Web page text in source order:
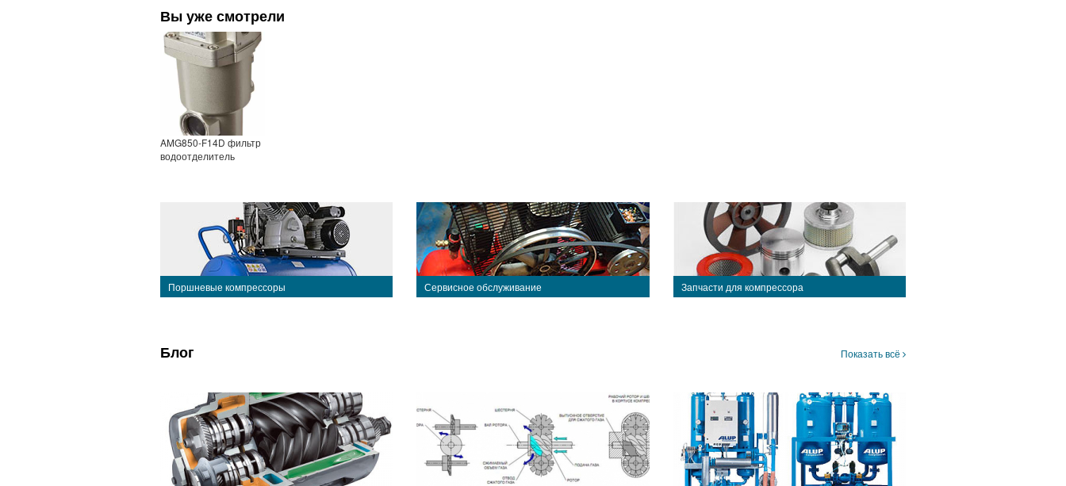
Вы уже смотрели
AMG850-F14D фильтр
водоотделитель
Поршневые компрессоры Сервисное обслуживание Запчасти для компрессора
Блог Показать всё